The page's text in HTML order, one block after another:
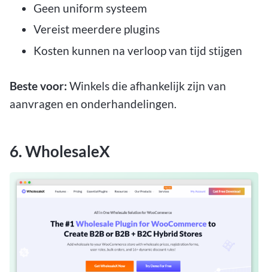
Geen uniform systeem
Vereist meerdere plugins
Kosten kunnen na verloop van tijd stijgen
Beste voor: Winkels die afhankelijk zijn van
aanvragen en onderhandelingen.
6. WholesaleX